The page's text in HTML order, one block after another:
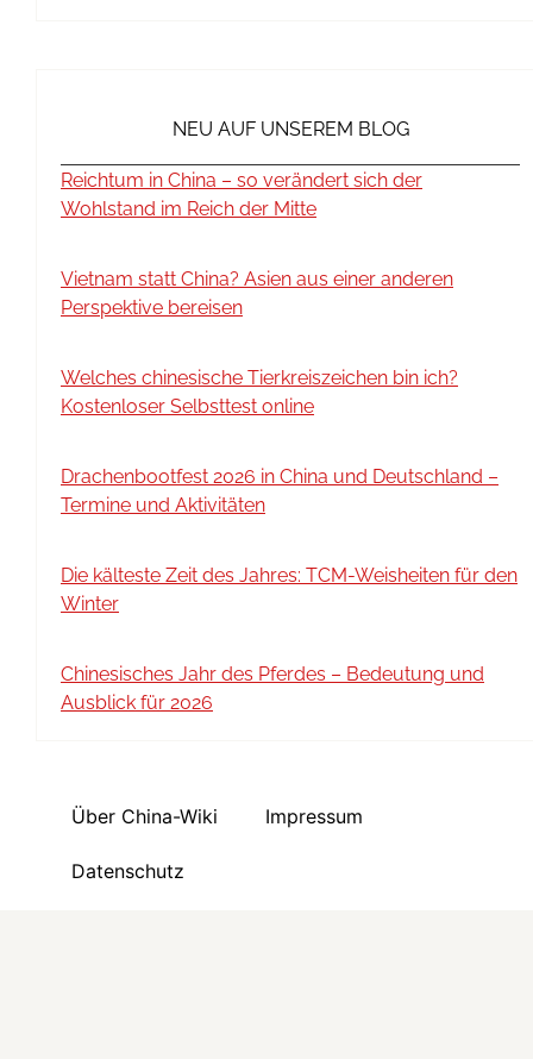
NEU AUF UNSEREM BLOG
Reichtum in China – so verändert sich der
Wohlstand im Reich der Mitte
Vietnam statt China? Asien aus einer anderen
Perspektive bereisen
Welches chinesische Tierkreiszeichen bin ich?
Kostenloser Selbsttest online
Drachenbootfest 2026 in China und Deutschland –
Termine und Aktivitäten
Die kälteste Zeit des Jahres: TCM-Weisheiten für den
Winter
Chinesisches Jahr des Pferdes – Bedeutung und
Ausblick für 2026
Über China-Wiki Impressum
Datenschutz